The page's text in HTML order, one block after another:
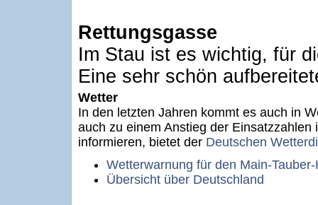
Rettungsgasse
Im Stau ist es wichtig, für
Eine sehr schön
Wetter
In den letzten Jahren kommt es auch in
auch zu einem Anstieg der
informieren, bietet der Deutschen
Wetterwarnung für den Main-
Übersicht über Deutschland